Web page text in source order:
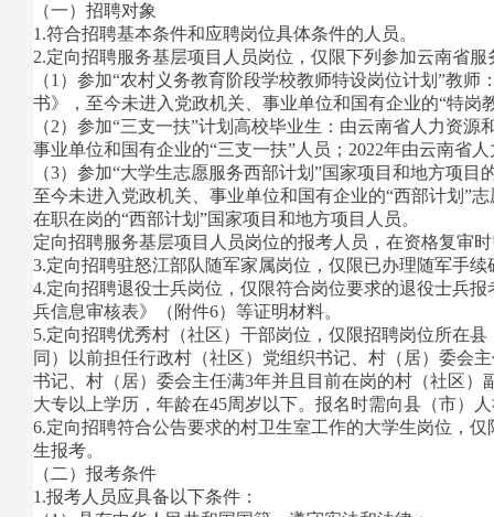
（一）招聘对象
1.符合招聘基本条件和应聘岗位具体条件的人员。
2.定向招聘服务基层项目人员岗位，仅限下列参加云南省
（1）参加“农村义务教育阶段学校教师特设岗位计划”教
书》，至今未进入党政机关、事业单位和国有企业的“特岗
（2）参加“三支一扶”计划高校毕业生：由云南省人力资
事业单位和国有企业的“三支一扶”人员；2022年由云南省
（3）参加“大学生志愿服务西部计划”国家项目和地方项
至今未进入党政机关、事业单位和国有企业的“西部计划”
在职在岗的“西部计划”国家项目和地方项目人员。
定向招聘服务基层项目人员岗位的报考人员，在资格复审
3.定向招聘驻怒江部队随军家属岗位，仅限已办理随军手
4.定向招聘退役士兵岗位，仅限符合岗位要求的退役士兵
兵信息审核表》（附件6）等证明材料。
5.定向招聘优秀村（社区）干部岗位，仅限招聘岗位所在
同）以前担任行政村（社区）党组织书记、村（居）委会
书记、村（居）委会主任满3年并且目前在岗的村（社区
大专以上学历，年龄在45周岁以下。报名时需向县（市）
6.定向招聘符合公告要求的村卫生室工作的大学生岗位，
生报考。
（二）报考条件
1.报考人员应具备以下条件：